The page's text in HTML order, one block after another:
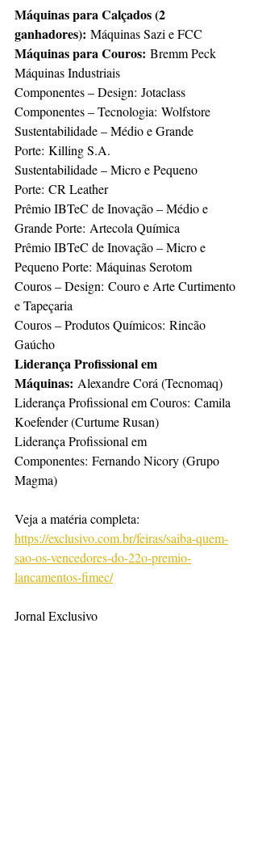
Máquinas para Calçados (2
ganhadores): Máquinas Sazi e FCC
Máquinas para Couros: Bremm Peck
Máquinas Industriais
Componentes – Design: Jotaclass
Componentes – Tecnologia: Wolfstore
Sustentabilidade – Médio e Grande
Porte: Killing S.A.
Sustentabilidade – Micro e Pequeno
Porte: CR Leather
Prêmio IBTeC de Inovação – Médio e
Grande Porte: Artecola Química
Prêmio IBTeC de Inovação – Micro e
Pequeno Porte: Máquinas Serotom
Couros – Design: Couro e Arte Curtimento
e Tapeçaria
Couros – Produtos Químicos: Rincão
Gaúcho
Liderança Profissional em
Máquinas: Alexandre Corá (Tecnomaq)
Liderança Profissional em Couros: Camila
Koefender (Curtume Rusan)
Liderança Profissional em
Componentes: Fernando Nicory (Grupo
Magma)
Veja a matéria completa:
https://exclusivo.com.br/feiras/saiba-quem-
sao-os-vencedores-do-22o-premio-
lancamentos-fimec/
Jornal Exclusivo